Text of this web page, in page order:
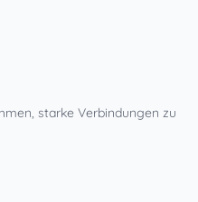
starke Verbindungen zu